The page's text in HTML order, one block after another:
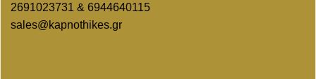
2691023731 & 6944640115
sales@kapnothikes.gr